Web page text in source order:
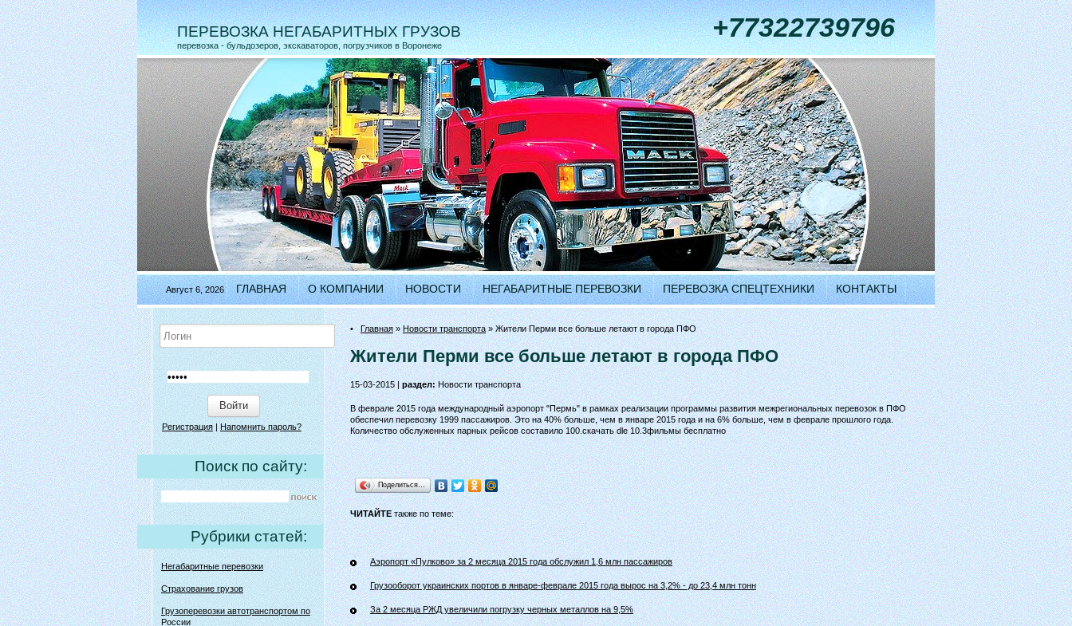
+77322739796
ПЕРЕВОЗКА НЕГАБАРИТНЫХ ГРУЗОВ
перевозка - бульдозеров, экскаваторов, погрузчиков в Воронеже
Август 6, 2026 ГЛАВНАЯ О КОМПАНИИ НОВОСТИ НЕГАБАРИТНЫЕ ПЕРЕВОЗКИ ПЕРЕВОЗКА СПЕЦТЕХНИКИ КОНТАКТЫ
Войти
Регистрация|Напомнить пароль?
Поиск по сайту:
Рубрики статей:
Негабаритные перевозки
Страхование грузов
Грузоперевозки автотранспортом по
России
•Главная»Новости транспорта» Жители Перми все больше летают в города ПФО
Жители Перми все больше летают в города ПФО
15-03-2015 |раздел:Новости транспорта
В феврале 2015 года международный аэропорт "Пермь" в рамках реализации программы развития межрегиональных перевозок в ПФО
обеспечил перевозку 1999 пассажиров. Это на 40% больше, чем в январе 2015 года и на 6% больше, чем в феврале прошлого года.
Количество обслуженных парных рейсов составило 100.скачать dle 10.3фильмы бесплатно
Поделиться…
ЧИТАЙТЕтакже по теме:
Аэропорт «Пулково» за 2 месяца 2015 года обслужил 1,6 млн пассажиров
Грузооборот украинских портов в январе-феврале 2015 года вырос на 3,2% - до 23,4 млн тонн
За 2 месяца РЖД увеличили погрузку черных металлов на 9,5%